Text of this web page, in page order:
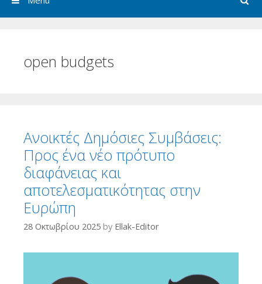
open budgets
Ανοικτές Δημόσιες Συμβάσεις:
Προς ένα νέο πρότυπο
διαφάνειας και
αποτελεσματικότητας στην
Ευρώπη
28 Οκτωβρίου 2025 by Ellak-Editor